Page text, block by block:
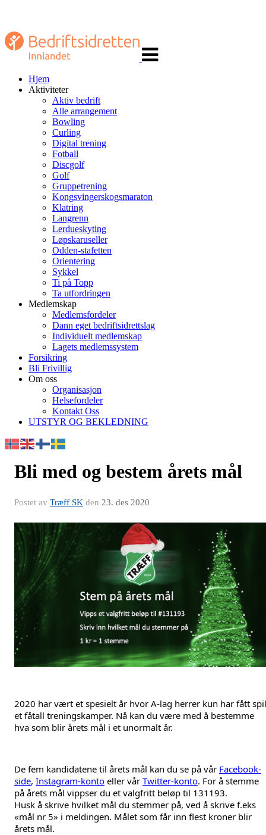
navigasjon
Hjem
Aktiviteter
Aktiv bedrift
Alle arrangement
Bowling
Curling
Digital trening
Fotball
Discgolf
Golf
Gruppetrening
Kongsvingerskogsmaraton
Klatring
Langrenn
Lerdueskyting
Løpskaruseller
Odden-stafetten
Orientering
Sykkel
Ti på Topp
Ta utfordringen
Medlemskap
Medlemsfordeler
Dann eget bedriftsidrettslag
Individuelt medlemskap
Lagets medlemssystem
Forsikring
Bli Frivillig
Om oss
Organisasjon
Helsefordeler
Kontakt Oss
UTSTYR OG BEKLEDNING
Bli med og bestem årets mål
Postet av Træff SK den 23. des 2020
2020 har vært et spesielt år hvor A-lag herrer kun har fått
et fåtall treningskamper. Nå kan du være med å bestemme
hva som blir årets mål i et unormalt år.
De fem kandidatene til årets mål kan du se på vår Facebook-
side, Instagram-konto eller vår Twitter-konto. For å stemme
på årets mål vippser du et valgfritt beløp til 131193.
Husk å skrive hvilket mål du stemmer på, ved å skrive f.eks
«mål nr 5» i meldingen. Målet som får inn flest kroner blir
årets mål.